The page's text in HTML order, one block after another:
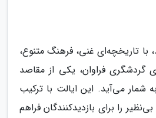
با تاریخچه‌ای غنی، فرهنگ متنوع،
گردشگری فراوان، یکی از مقاصد
شمار می‌آید. این ایالت با ترکیب
را برای بازدیدکنندگان فراهم